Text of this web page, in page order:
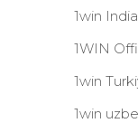
1win India
1WIN
1win
1win